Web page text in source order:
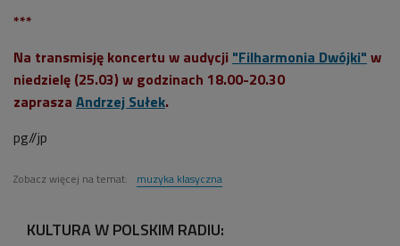
***
Na transmisję koncertu w audycji "Filharmonia Dwójki" w
niedzielę (25.03) w godzinach 18.00-20.30
zaprasza Andrzej Sułek.
pg//jp
Zobacz więcej na temat: muzyka klasyczna
KULTURA W POLSKIM RADIU: